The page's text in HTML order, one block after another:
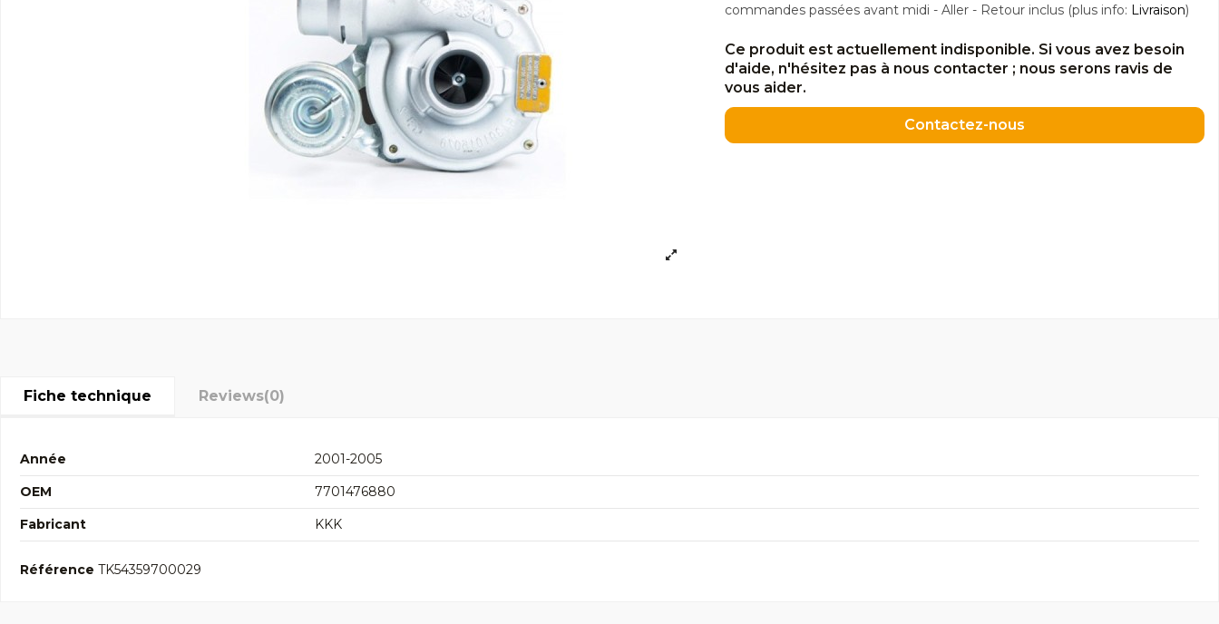
commandes passées avant midi - Aller - Retour inclus (plus info: Livraison)
Ce produit est actuellement indisponible. Si vous avez besoin
d'aide, n'hésitez pas à nous contacter ; nous serons ravis de
vous aider.
Contactez-nous
Fiche technique Reviews(0)
Année
2001-2005
OEM
7701476880
Fabricant
KKK
Référence TK54359700029